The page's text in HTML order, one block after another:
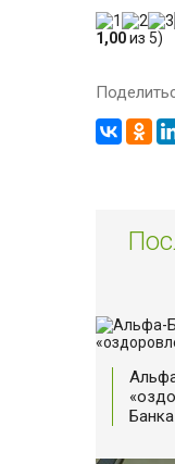
1,00из 5)
Банка